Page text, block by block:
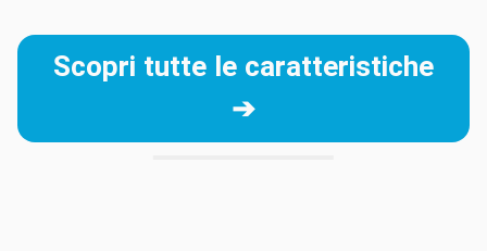
Scopri tutte le caratteristiche
➔